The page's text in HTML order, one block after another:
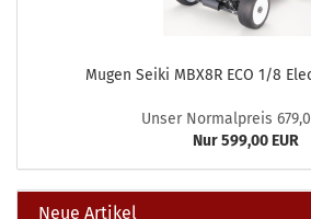
Mugen Seiki MBX8R ECO 1/8
Unser Normalpreis
Nur 599,00 EUR
Neue Artikel